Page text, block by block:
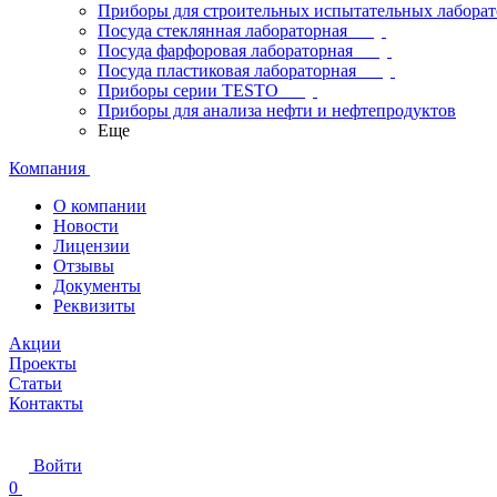
Приборы для строительных испытательных
Посуда стеклянная лабораторная
Посуда фарфоровая лабораторная
Посуда пластиковая лабораторная
Приборы серии TESTO
Приборы для анализа нефти и нефтепродуктов
Еще
Компания
О компании
Новости
Лицензии
Отзывы
Документы
Реквизиты
Акции
Проекты
Статьи
Контакты
Войти
0